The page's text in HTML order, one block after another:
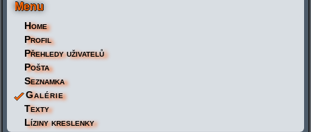
Menu
Home
Profil
Přehledy uživatelů
Pošta
Seznamka
Galérie
Texty
Líziny kreslenky